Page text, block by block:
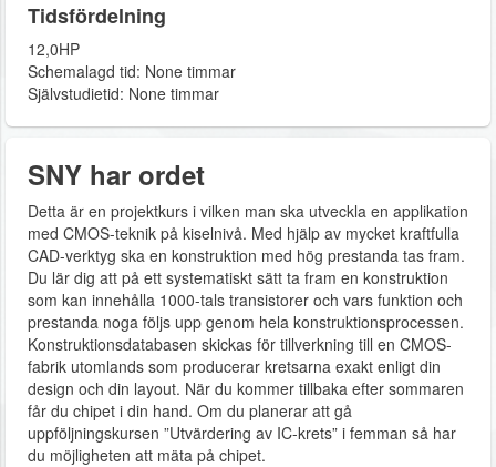
Tidsfördelning
12,0HP
Schemalagd tid: None timmar
Självstudietid: None timmar
SNY har ordet
Detta är en projektkurs i vilken man ska utveckla en applikation
med CMOS-teknik på kiselnivå. Med hjälp av mycket kraftfulla
CAD-verktyg ska en konstruktion med hög prestanda tas fram.
Du lär dig att på ett systematiskt sätt ta fram en konstruktion
som kan innehålla 1000-tals transistorer och vars funktion och
prestanda noga följs upp genom hela konstruktionsprocessen.
Konstruktionsdatabasen skickas för tillverkning till en CMOS-
fabrik utomlands som producerar kretsarna exakt enligt din
design och din layout. När du kommer tillbaka efter sommaren
får du chipet i din hand. Om du planerar att gå
uppföljningskursen ”Utvärdering av IC-krets” i femman så har
du möjligheten att mäta på chipet.